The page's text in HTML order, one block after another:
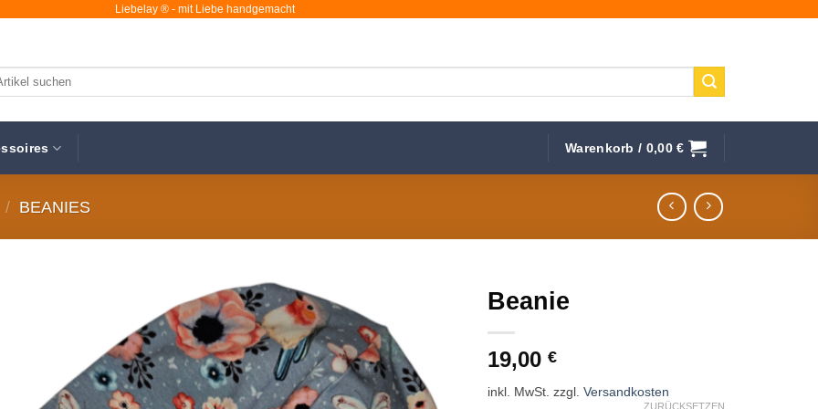
Liebelay ® - mit Liebe handgemacht
Warenkorb / 0,00€
/ BEANIES
Auf die
Wunschliste
Beanie
19,00€
inkl. MwSt. zzgl.Versandkosten
ZURÜCKSETZEN